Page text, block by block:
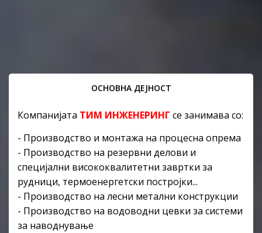
ОСНОВНА ДЕЈНОСТ
Компанијата ТИМ ИНЖЕНЕРИНГ се занимава со:
- Производство и монтажа на процесна опрема
- Производство на резервни делови и
специјални висококвалитетни завртки за
рудници, термоенергетски постројки...
- Производство на лесни метални конструкции
- Производство на водоводни цевки за системи
за наводнување